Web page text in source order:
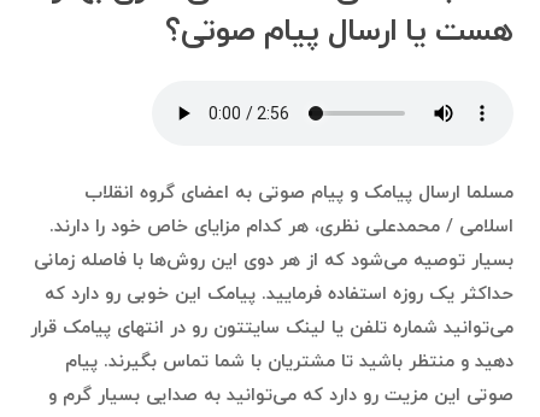
هست یا ارسال پیام صوتی؟
مسلما ارسال پیامک و پیام صوتی به اعضای گروه انقلاب
اسلامی / محمدعلی نظری، هر کدام مزایای خاص خود را دارند.
بسیار توصیه می‌شود که از هر دوی این روش‌ها با فاصله زمانی
حداکثر یک روزه استفاده فرمایید. پیامک این خوبی رو دارد که
می‌توانید شماره تلفن یا لینک سایتتون رو در انتهای پیامک قرار
دهید و منتظر باشید تا مشتریان با شما تماس بگیرند. پیام
صوتی این مزیت رو دارد که می‌توانید به صدایی بسیار گرم و